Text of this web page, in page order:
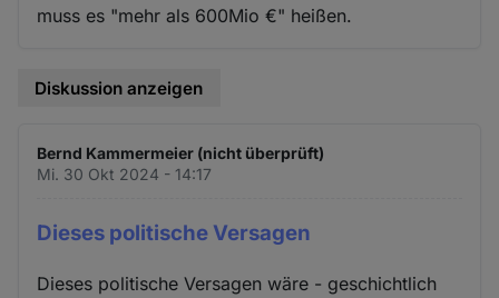
muss es "mehr als 600Mio €" heißen.
Diskussion anzeigen
Bernd Kammermeier (nicht überprüft)
Mi. 30 Okt 2024 - 14:17
Dieses politische Versagen
Dieses politische Versagen wäre - geschichtlich